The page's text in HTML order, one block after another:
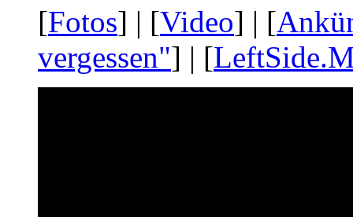
[Fotos] | [Video] | [
vergessen"] | [